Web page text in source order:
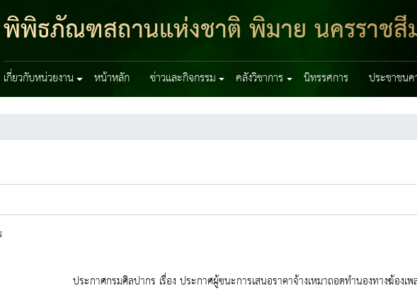
พิพิธภัณฑสถานแห่งชาติ พิมาย นครราชสี
เกี่ยวกับหน่วยงาน หน้าหลัก ข่าวและกิจกรรม คลังวิชาการ นิทรรศการ ประชาชน
ประกาศกรมศิลปากร เรื่อง ประกาศผู้ชนะการเสนอราคาจ้างเหมาถอดทำนองทางฆ้องเพ